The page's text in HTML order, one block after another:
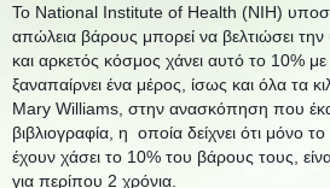
Το National Institute of Health (NIH)
απώλεια βάρους μπορεί να βελτιώσει την
και αρκετός κόσμος χάνει αυτό το 10%
ξαναπαίρνει ένα μέρος, ίσως και όλα τα
Mary Williams, στην ανασκόπηση που
βιβλιογραφία, η οποία δείχνει ότι μόνο
έχουν χάσει το 10% του βάρους τους,
για περίπου 2 χρόνια.